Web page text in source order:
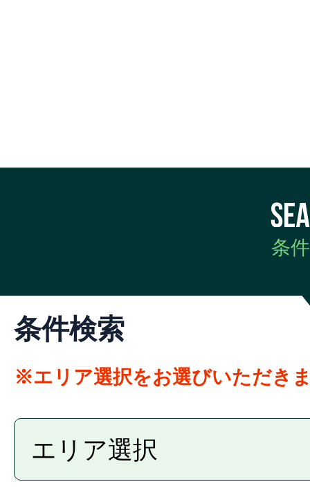
条
条件検索
※エリア選択をお選びいただき